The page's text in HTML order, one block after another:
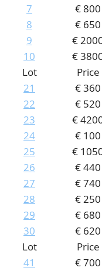
7
€ 800
8
€ 650
9
€
10
€
Lot
Price
21
€ 360
22
€ 520
23
€
24
€ 100
25
€
26
€ 440
27
€ 740
28
€ 250
29
€ 680
30
€ 620
Lot
Price
41
€ 700